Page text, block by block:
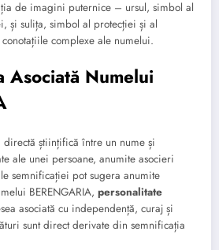
de imagini puternice – ursul, simbol al
și sulița, simbol al protecției și al
complexe ale numelui.
Asociată Numelui
directă științifică între un nume și
ale unei persoane, anumite asocieri
semnificației pot sugera anumite
BERENGARIA, personalitate
asociată cu independență, curaj și
sunt direct derivate din semnificația